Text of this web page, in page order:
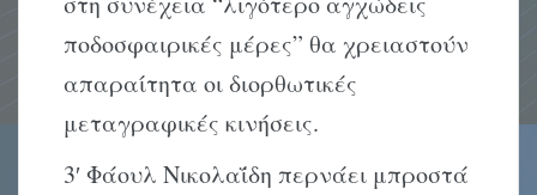
ποδοσφαιρικές μέρες” θα χρειαστούν
απαραίτητα οι διορθωτικές
μεταγραφικές κινήσεις.
3′ Φάουλ Nικολαΐδη περνάει μπροστά